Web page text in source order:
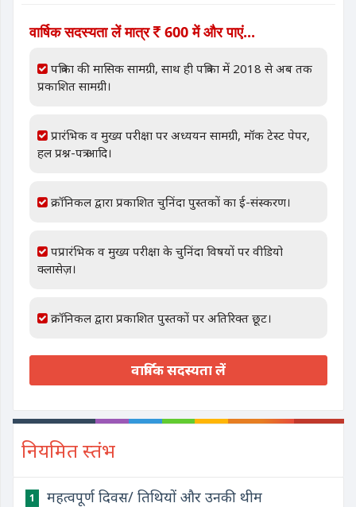
वार्षिक सदस्यता लें मात्र 600 में और पाएं...
पत्रिका की मासिक सामग्री, साथ ही पत्रिका में 2018 से अब तक
प्रकाशित सामग्री।
प्रारंभिक व मुख्य परीक्षा पर अध्ययन सामग्री, मॉक टेस्ट पेपर,
हल प्रश्न-पत्र आदि।
क्रॉनिकल द्वारा प्रकाशित चुनिंदा पुस्तकों का ई-संस्करण।
पप्रारंभिक व मुख्य परीक्षा के चुनिंदा विषयों पर वीडियो
क्लासेज़।
क्रॉनिकल द्वारा प्रकाशित पुस्तकों पर अतिरिक्त छूट।
वार्षिक सदस्यता लें
नियमित स्तंभ
1 महत्वपूर्ण दिवस/ तिथियों और उनकी थीम